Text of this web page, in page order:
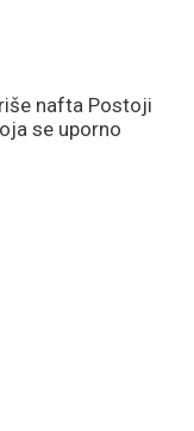
nafta Postoji
se uporno